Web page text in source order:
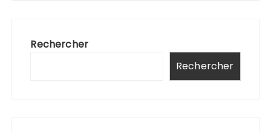
Rechercher
Rechercher